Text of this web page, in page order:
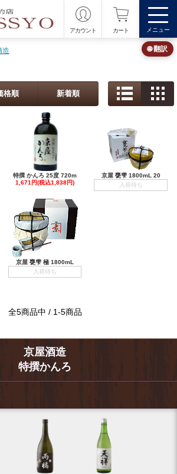
アカウント カート メニュー
造
格順 新着順
特撰 かんろ 25度 720m
1,671円(税込1,838円)
京屋 甕雫 1800mL 20
入荷待ち
京屋 甕雫 極 1800mL
入荷待ち
全5商品中 / 1-5商品
京屋酒造
特撰かんろ
🌐 翻訳